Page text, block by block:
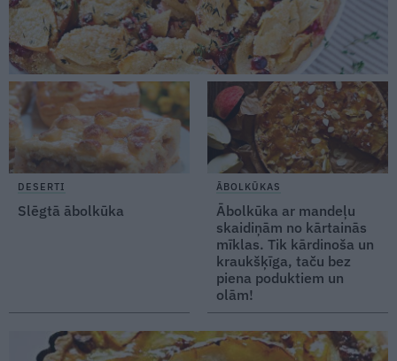
DESERTI
Slēgtā ābolkūka
ĀBOLKŪKAS
Ābolkūka ar mandeļu
skaidiņām no kārtainās
mīklas. Tik kārdinoša un
kraukšķīga, taču bez
piena poduktiem un
olām!